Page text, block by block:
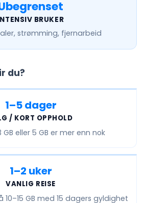
BRUKER
strømming, fjernarbeid
du?
1–5 dager
/ KORT OPPHOLD
GB eller 5 GB er mer enn nok
1–2 uker
VANLIG REISE
10–15 GB med 15 dagers gyldighet